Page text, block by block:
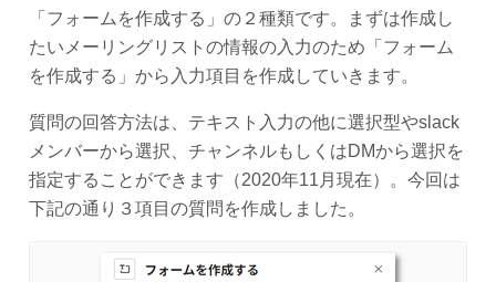
「フォームを作成する」の２種類です。まずは作成し
たいメーリングリストの情報の入力のため「フォーム
を作成する」から入力項目を作成していきます。
質問の回答方法は、テキスト入力の他に選択型やslack
メンバーから選択、チャンネルもしくはDMから選択を
指定することができます（2020年11月現在）。今回は
下記の通り３項目の質問を作成しました。